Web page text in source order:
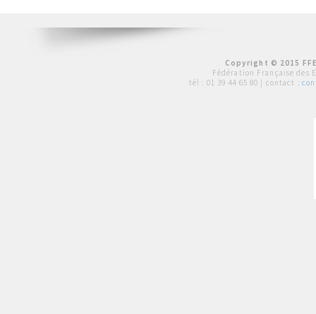
Copyright © 2015
Fédération Française des
tél : 01 39 44 65 80 | contact :